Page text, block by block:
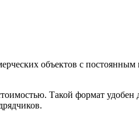
объектов с постоянным
Такой формат